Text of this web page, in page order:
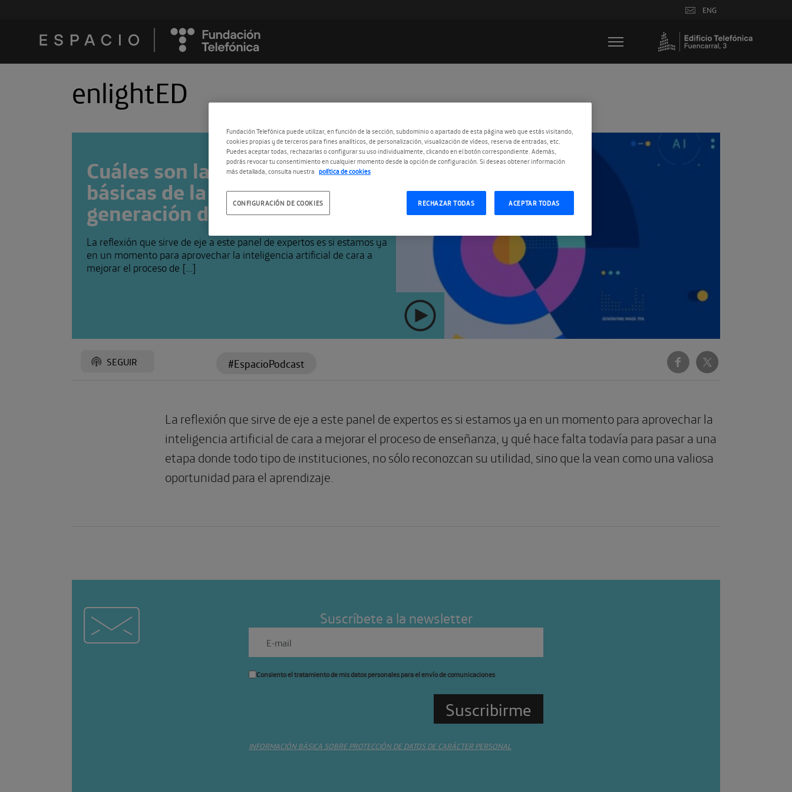
ENG
enlightED
Cuáles son las herramientas
básicas de la IA para la próxima
generación digital
La reflexión que sirve de eje a este panel de expertos es si estamos ya
en un momento para aprovechar la inteligencia artificial de cara a
mejorar el proceso de […]
SEGUIR #EspacioPodcast
La reflexión que sirve de eje a este panel de expertos es si estamos ya en un momento para aprovechar la
inteligencia artificial de cara a mejorar el proceso de enseñanza, y qué hace falta todavía para pasar a una
etapa donde todo tipo de instituciones, no sólo reconozcan su utilidad, sino que la vean como una valiosa
oportunidad para el aprendizaje.
Suscríbete a la newsletter
Consiento el tratamiento de mis datos personales para el envío de comunicaciones
INFORMACIÓN BÁSICA SOBRE PROTECCIÓN DE DATOS DE CARÁCTER PERSONAL
nuevos episodios al instante.
Fundación Telefónica puede utilizar, en función de la sección, subdominio o apartado de esta página web que estás visitando,
cookies propias y de terceros para fines analíticos, de personalización, visualización de vídeos, reserva de entradas, etc.
Puedes aceptar todas, rechazarlas o configurar su uso individualmente, clicando en el botón correspondiente. Además,
podrás revocar tu consentimiento en cualquier momento desde la opción de configuración. Si deseas obtener información
más detallada, consulta nuestra política de cookies
RECHAZAR TODAS ACEPTAR TODAS
CONFIGURACIÓN DE COOKIES